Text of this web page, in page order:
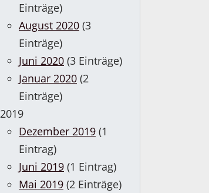
Einträge)
August 2020 (3
Einträge)
Juni 2020 (3 Einträge)
Januar 2020 (2
Einträge)
2019
Dezember 2019 (1
Eintrag)
Juni 2019 (1 Eintrag)
Mai 2019 (2 Einträge)